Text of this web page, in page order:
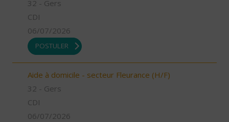
32 - Gers
CDI
06/07/2026
POSTULER
Aide à domicile - secteur Fleurance (H/F)
32 - Gers
CDI
06/07/2026